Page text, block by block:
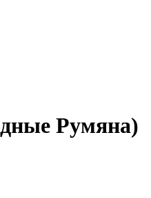
Румяна)